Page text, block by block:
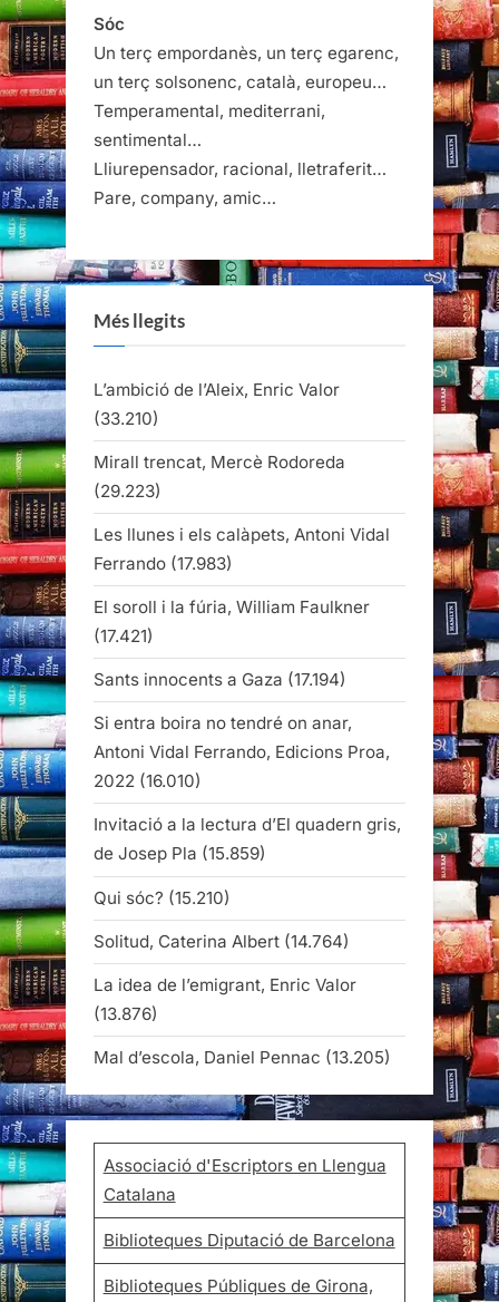
Sóc
Un terç empordanès, un terç egarenc,
un terç solsonenc, català, europeu…
Temperamental, mediterrani,
sentimental…
Lliurepensador, racional, lletraferit…
Pare, company, amic…
Més llegits
L’ambició de l’Aleix, Enric Valor
(33.210)
Mirall trencat, Mercè Rodoreda
(29.223)
Les llunes i els calàpets, Antoni Vidal
Ferrando (17.983)
El soroll i la fúria, William Faulkner
(17.421)
Sants innocents a Gaza (17.194)
Si entra boira no tendré on anar,
Antoni Vidal Ferrando, Edicions Proa,
2022 (16.010)
Invitació a la lectura d’El quadern gris,
de Josep Pla (15.859)
Qui sóc? (15.210)
Solitud, Caterina Albert (14.764)
La idea de l’emigrant, Enric Valor
(13.876)
Mal d’escola, Daniel Pennac (13.205)
Associació d'Escriptors en Llengua
Catalana
Biblioteques Diputació de Barcelona
Biblioteques Públiques de Girona,